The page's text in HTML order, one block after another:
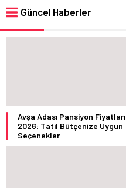
Güncel Haberler
Avşa Adası Pansiyon Fiyatları
2026: Tatil Bütçenize Uygun
Seçenekler